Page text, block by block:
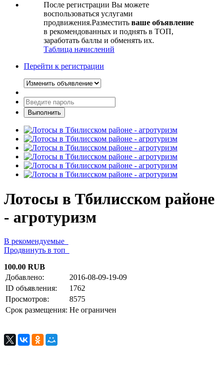
После регистрации Вы можете
воспользоваться услугами
продвижения.Разместить ваше объявление
в рекомендованных и поднять в ТОП,
заработать баллы и обменять их.
Таблица начислений
Перейти к регистрации
Лотосы в Тбилисском районе
- агротуризм
В рекомендуемые
Продвинуть в топ
100.00 RUB
Добавлено:
2016-08-09-19-09
ID объявления:
1762
Просмотров:
8575
Срок размещения: Не ограничен